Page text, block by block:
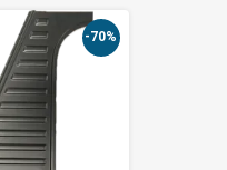
-70%